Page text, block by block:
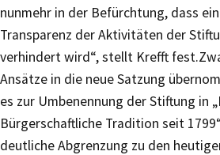
nunmehr in der Befürchtung, dass
Transparenz der Aktivitäten der
verhindert wird“, stellt Krefft
Ansätze in die neue Satzung
es zur Umbenennung der Stiftung in
Bürgerschaftliche Tradition seit
deutliche Abgrenzung zu den